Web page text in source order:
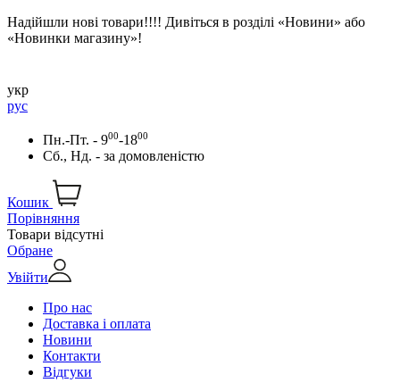
Надійшли нові товари!!!! Дивіться в розділі «Новини» або
«Новинки магазину»!
укр
рус
Пн.-Пт. - 900-1800
Сб., Нд. - за домовленістю
Кошик
Порівняння
Товари відсутні
Обране
Увійти
Про нас
Доставка і оплата
Новини
Контакти
Відгуки